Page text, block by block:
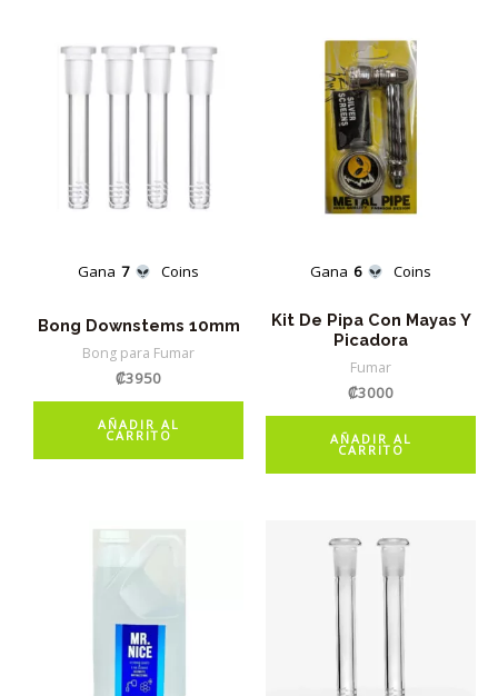
Gana 7 Coins
Bong Downstems 10mm
Bong para Fumar
₡3950
AÑADIR AL
CARRITO
Gana 6 Coins
Kit De Pipa Con Mayas Y
Picadora
Fumar
₡3000
AÑADIR AL
CARRITO